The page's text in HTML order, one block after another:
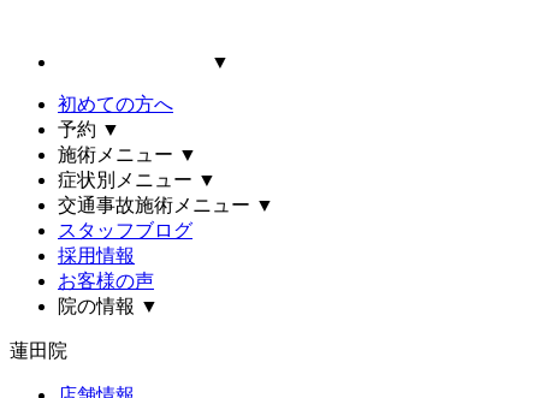
▼
初めての方へ
予約 ▼
施術メニュー ▼
症状別メニュー ▼
交通事故施術メニュー ▼
スタッフブログ
採用情報
お客様の声
院の情報 ▼
蓮田院